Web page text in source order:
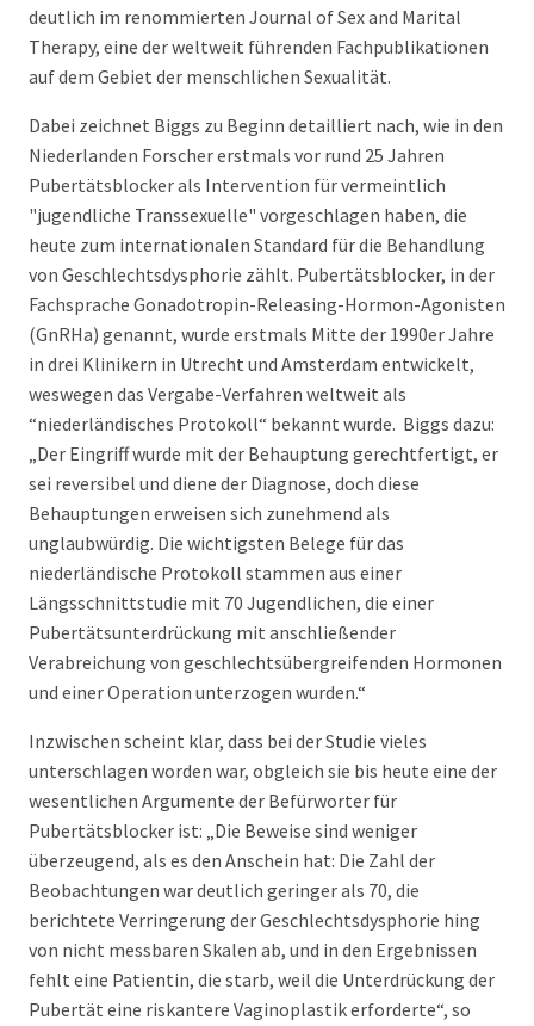
deutlich im renommierten Journal of Sex and Marital
Therapy, eine der weltweit führenden Fachpublikationen
auf dem Gebiet der menschlichen Sexualität.
Dabei zeichnet Biggs zu Beginn detailliert nach, wie in den
Niederlanden Forscher erstmals vor rund 25 Jahren
Pubertätsblocker als Intervention für vermeintlich
"jugendliche Transsexuelle" vorgeschlagen haben, die
heute zum internationalen Standard für die Behandlung
von Geschlechtsdysphorie zählt. Pubertätsblocker, in der
Fachsprache Gonadotropin-Releasing-Hormon-Agonisten
(GnRHa) genannt, wurde erstmals Mitte der 1990er Jahre
in drei Klinikern in Utrecht und Amsterdam entwickelt,
weswegen das Vergabe-Verfahren weltweit als
“niederländisches Protokoll“ bekannt wurde. Biggs dazu:
„Der Eingriff wurde mit der Behauptung gerechtfertigt, er
sei reversibel und diene der Diagnose, doch diese
Behauptungen erweisen sich zunehmend als
unglaubwürdig. Die wichtigsten Belege für das
niederländische Protokoll stammen aus einer
Längsschnittstudie mit 70 Jugendlichen, die einer
Pubertätsunterdrückung mit anschließender
Verabreichung von geschlechtsübergreifenden Hormonen
und einer Operation unterzogen wurden.“
Inzwischen scheint klar, dass bei der Studie vieles
unterschlagen worden war, obgleich sie bis heute eine der
wesentlichen Argumente der Befürworter für
Pubertätsblocker ist: „Die Beweise sind weniger
überzeugend, als es den Anschein hat: Die Zahl der
Beobachtungen war deutlich geringer als 70, die
berichtete Verringerung der Geschlechtsdysphorie hing
von nicht messbaren Skalen ab, und in den Ergebnissen
fehlt eine Patientin, die starb, weil die Unterdrückung der
Pubertät eine riskantere Vaginoplastik erforderte“, so